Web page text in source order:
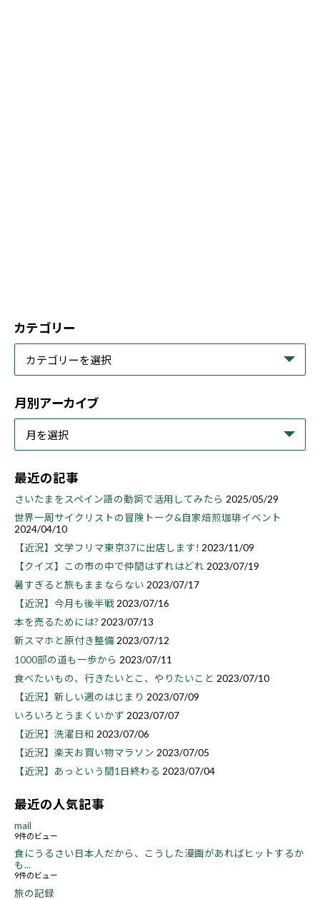
カテゴリー
月別アーカイブ
最近の記事
さいたまをスペイン語の動詞で活用してみたら 2025/05/29
世界一周サイクリストの冒険トーク&自家焙煎珈琲イベント
2024/04/10
【近況】文学フリマ東京37に出店します! 2023/11/09
【クイズ】この市の中で仲間はずれはどれ 2023/07/19
暑すぎると旅もままならない 2023/07/17
【近況】今月も後半戦 2023/07/16
本を売るためには? 2023/07/13
新スマホと原付き整備2023/07/12
1000部の道も一歩から 2023/07/11
食べたいもの、行きたいとこ、やりたいこと 2023/07/10
【近況】新しい週のはじまり 2023/07/09
いろいろとうまくいかず 2023/07/07
【近況】洗濯日和 2023/07/06
【近況】楽天お買い物マラソン 2023/07/05
【近況】あっという間1日終わる 2023/07/04
最近の人気記事
mail
9件のビュー
食にうるさい日本人だから、こうした漫画があればヒットするか
も...
9件のビュー
旅の記録